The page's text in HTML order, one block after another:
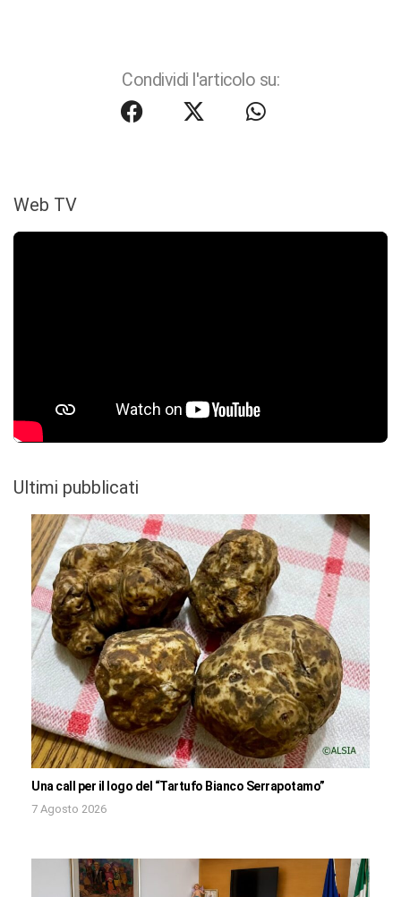
Condividi l'articolo su:
Web TV
Ultimi pubblicati
Una call per il logo del “Tartufo Bianco Serrapotamo”
7 Agosto 2026